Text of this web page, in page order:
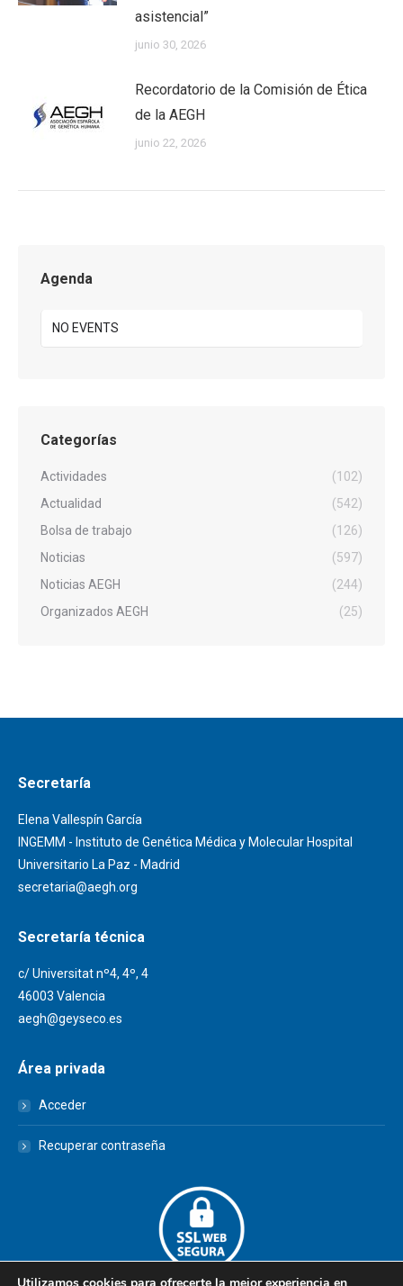
asistencial”
junio 30, 2026
Recordatorio de la Comisión de Ética
de la AEGH
junio 22, 2026
Agenda
NO EVENTS
Categorías
Actividades
(102)
Actualidad
(542)
Bolsa de trabajo
(126)
Noticias
(597)
Noticias AEGH
(244)
Organizados AEGH
(25)
Secretaría
Elena Vallespín García
INGEMM - Instituto de Genética Médica y Molecular Hospital
Universitario La Paz - Madrid
secretaria@aegh.org
Secretaría técnica
c/ Universitat nº4, 4º, 4
46003 Valencia
aegh@geyseco.es
Área privada
Acceder
Recuperar contraseña